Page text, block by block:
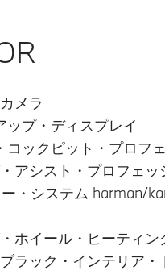
メラ
プ・ディスプレイ
ックピット・プロフ
アシスト・プロフェッ
・システム harman/
ホイール・ヒーティン
ラック・インテリア・